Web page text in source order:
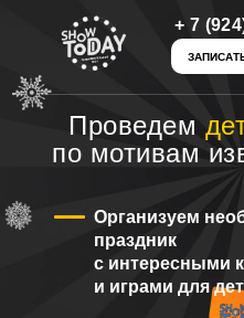
+ 7
+ 7
Проведем
по мотивам
Организуем
праздник
с интересными
и играми для